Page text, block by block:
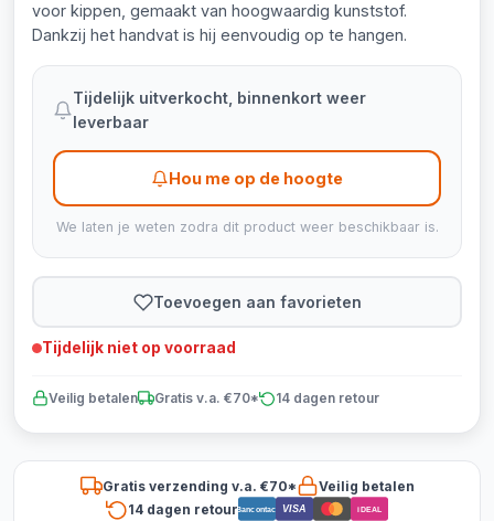
voor kippen, gemaakt van hoogwaardig kunststof.
Dankzij het handvat is hij eenvoudig op te hangen.
Tijdelijk uitverkocht, binnenkort weer
leverbaar
Hou me op de hoogte
We laten je weten zodra dit product weer beschikbaar is.
Toevoegen aan favorieten
Tijdelijk niet op voorraad
Veilig betalen Gratis v.a. €70* 14 dagen retour
Gratis verzending v.a. €70*
Veilig betalen
14 dagen retourBancontact VISA iDEAL